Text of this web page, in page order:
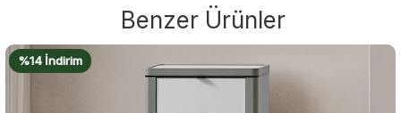
Benzer Ürünler
%14 İndirim